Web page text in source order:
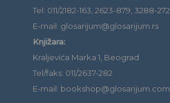
Tel: 011/2182-163, 2623-879, 3288-272
E-mail: glosarijum@glosarijum.rs
Knjižara:
Kraljevića Marka 1, Beograd
Tel/faks: 011/2637-282
E-mail: bookshop@glosarijum.com